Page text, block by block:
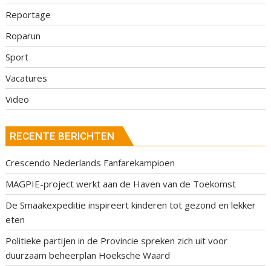
Reportage
Roparun
Sport
Vacatures
Video
RECENTE BERICHTEN
Crescendo Nederlands Fanfarekampioen
MAGPIE-project werkt aan de Haven van de Toekomst
De Smaakexpeditie inspireert kinderen tot gezond en lekker
eten
Politieke partijen in de Provincie spreken zich uit voor
duurzaam beheerplan Hoeksche Waard